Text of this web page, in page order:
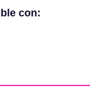
con: